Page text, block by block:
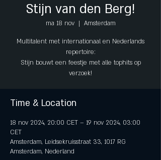
Stijn van den Berg!
ma 18 nov
  |
Amsterdam
Multitalent met internationaal en Nederlands
repertoire:
Stijn bouwt een feestje met alle tophits op
verzoek!
Time & Location
18 nov 2024, 20:00 CET – 19 nov 2024, 03:00
CET
Amsterdam, Leidsekruisstraat 33, 1017 RG
Amsterdam, Nederland